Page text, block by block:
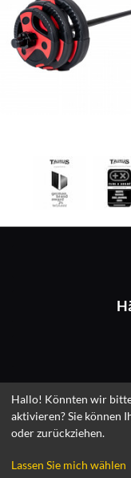
Hallo! Könnten wir
aktivieren? Sie können
oder zurückziehen.
Lassen Sie mich wählen